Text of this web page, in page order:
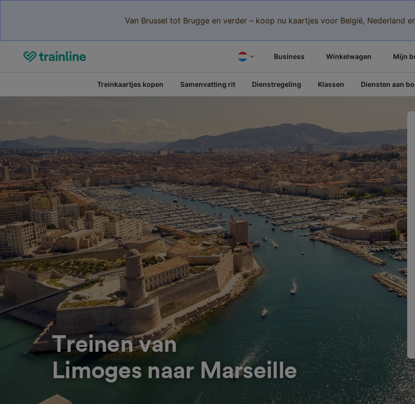
Van Brussel tot Brugge en verder – koop nu kaartjes voor België, Nederland
Business Winkelwagen Mijn
Treinkaartjes kopen Samenvatting rit Dienstregeling Klassen Diensten aan
Treinen van
Limoges naar Marseille